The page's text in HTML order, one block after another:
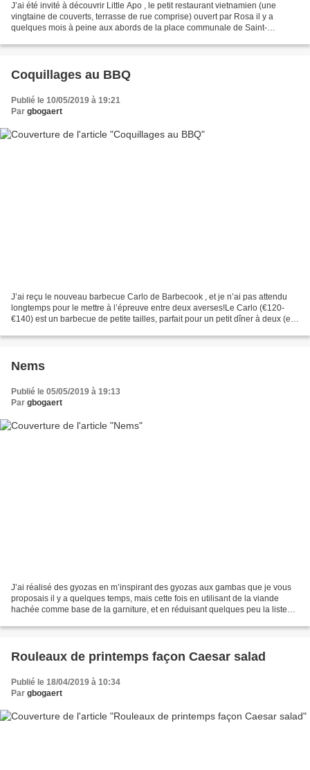
J’ai été invité à découvrir Little Apo , le petit restaurant vietnamien (une
vingtaine de couverts, terrasse de rue comprise) ouvert par Rosa il y a
quelques mois à peine aux abords de la place communale de Saint-
Coquillages au BBQ
Publié le 10/05/2019 à 19:21
Par gbogaert
J’ai reçu le nouveau barbecue Carlo de Barbecook , et je n’ai pas attendu
longtemps pour le mettre à l’épreuve entre deux averses!Le Carlo (€120-
€140) est un barbecue de petite tailles, parfait pour un petit dîner à deux (et
Nems
Publié le 05/05/2019 à 19:13
Par gbogaert
J’ai réalisé des gyozas en m’inspirant des gyozas aux gambas que je vous
proposais il y a quelques temps, mais cette fois en utilisant de la viande
hachée comme base de la garniture, et en réduisant quelques peu la liste
Rouleaux de printemps façon Caesar salad
Publié le 18/04/2019 à 10:34
Par gbogaert